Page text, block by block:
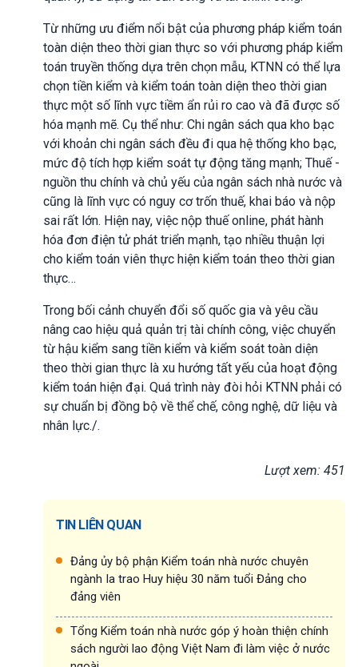
Từ những ưu điểm nổi bật của phương pháp kiểm toán
toàn diện theo thời gian thực so với phương pháp kiểm
toán truyền thống dựa trên chọn mẫu, KTNN có thể lựa
chọn tiền kiểm và kiểm toán toàn diện theo thời gian
thực một số lĩnh vực tiềm ẩn rủi ro cao và đã được số
hóa mạnh mẽ. Cụ thể như: Chi ngân sách qua kho bạc
với khoản chi ngân sách đều đi qua hệ thống kho bạc,
mức độ tích hợp kiểm soát tự động tăng mạnh; Thuế -
nguồn thu chính và chủ yếu của ngân sách nhà nước và
cũng là lĩnh vực có nguy cơ trốn thuế, khai báo và nộp
sai rất lớn. Hiện nay, việc nộp thuế online, phát hành
hóa đơn điện tử phát triển mạnh, tạo nhiều thuận lợi
cho kiểm toán viên thực hiện kiểm toán theo thời gian
thực…
Trong bối cảnh chuyển đổi số quốc gia và yêu cầu
nâng cao hiệu quả quản trị tài chính công, việc chuyển
từ hậu kiểm sang tiền kiểm và kiểm soát toàn diện
theo thời gian thực là xu hướng tất yếu của hoạt động
kiểm toán hiện đại. Quá trình này đòi hỏi KTNN phải có
sự chuẩn bị đồng bộ về thể chế, công nghệ, dữ liệu và
nhân lực./.
Lượt xem: 451
TIN LIÊN QUAN
Đảng ủy bộ phận Kiểm toán nhà nước chuyên
ngành Ia trao Huy hiệu 30 năm tuổi Đảng cho
đảng viên
Tổng Kiểm toán nhà nước góp ý hoàn thiện chính
sách người lao động Việt Nam đi làm việc ở nước